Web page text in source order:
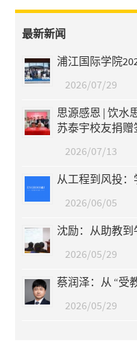
最新新闻
浦江国际学院
2026/07/29
思源感恩 | 饮水
苏泰宇校友捐
2026/07/13
从工程到风投
2026/06/05
沈励：从助教
2026/05/29
蔡润泽：从 “受
2026/05/29